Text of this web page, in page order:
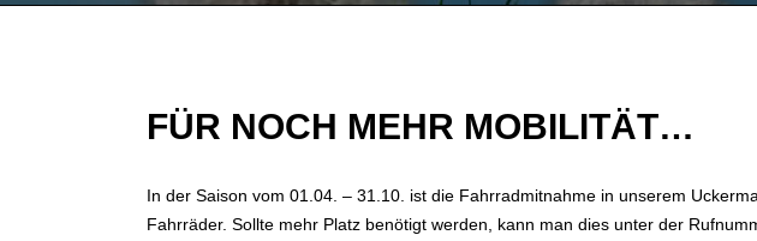
FÜR NOCH MEHR MOBILITÄT…
In der Saison vom 01.04. – 31.10. ist die Fahrradmitnahme in unserem
Fahrräder. Sollte mehr Platz benötigt werden, kann man dies unter der